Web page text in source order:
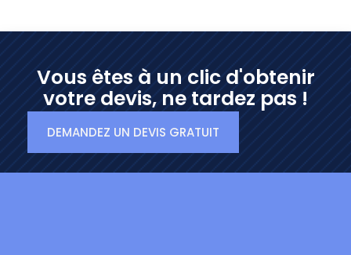
Vous êtes à un clic d'obtenir
votre devis, ne tardez pas !
DEMANDEZ UN DEVIS GRATUIT